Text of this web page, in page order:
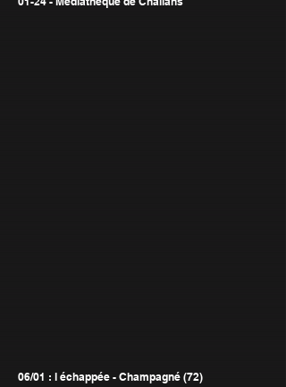
06/01 : l échappée - Champagné (72)